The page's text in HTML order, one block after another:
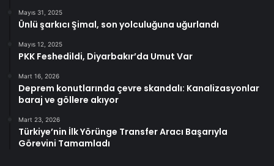
Mayıs 31, 2025
Ünlü şarkıcı Şimal, son yolculuğuna uğurlandı
Mayıs 12, 2025
PKK Feshedildi, Diyarbakır’da Umut Var
Mart 16, 2026
Deprem konutlarında çevre skandalı: Kanalizasyonlar
baraj ve göllere akıyor
Mart 23, 2026
Türkiye’nin İlk Yörünge Transfer Aracı Başarıyla
Görevini Tamamladı